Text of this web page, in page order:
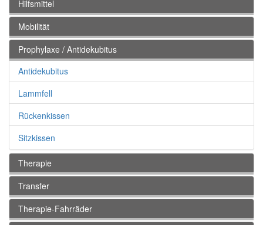
Hilfsmittel
Mobilität
Prophylaxe / Antidekubitus
Antidekubitus
Lammfell
Rückenkissen
Sitzkissen
Therapie
Transfer
Therapie-Fahrräder